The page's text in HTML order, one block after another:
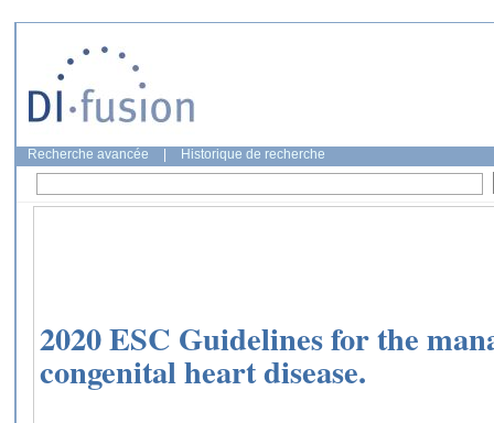
Recherche avancée Historique de recherche
2020 ESC Guidelines for the
congenital heart disease.